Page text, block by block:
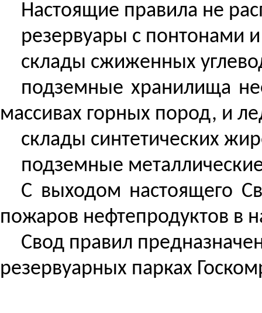
Настоящие правила не
резервуары с
склады сжиженных
подземные хранилища
массивах горных пород, и
склады синтетических
подземные
С выходом настоящего
пожаров нефтепродуктов в
Свод правил
резервуарных парках